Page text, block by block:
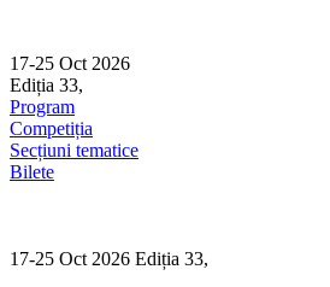
content
17-25 Oct 2026
Ediția 33,
Program
Competiția
Secțiuni tematice
Bilete
17-25 Oct 2026 Ediția 33,